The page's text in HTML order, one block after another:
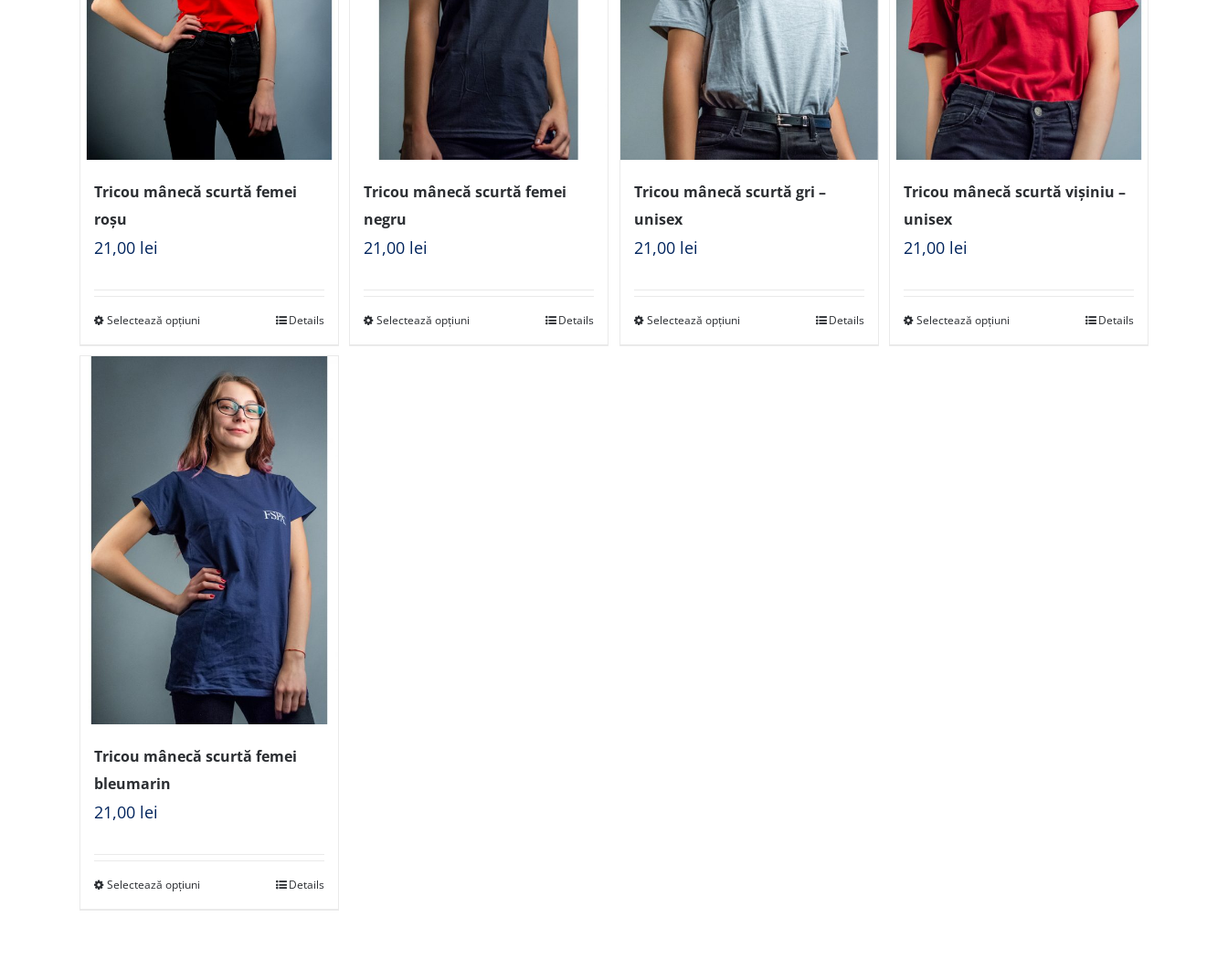
Tricou mânecă scurtă femei
roșu
21,00 lei
Selectează opțiuni Details
Tricou mânecă scurtă femei
negru
21,00 lei
Selectează opțiuni Details
Tricou mânecă scurtă gri –
unisex
21,00 lei
Selectează opțiuni Details
Tricou mânecă scurtă vișiniu –
unisex
21,00 lei
Selectează opțiuni Details
Tricou mânecă scurtă femei
bleumarin
21,00 lei
Selectează opțiuni Details